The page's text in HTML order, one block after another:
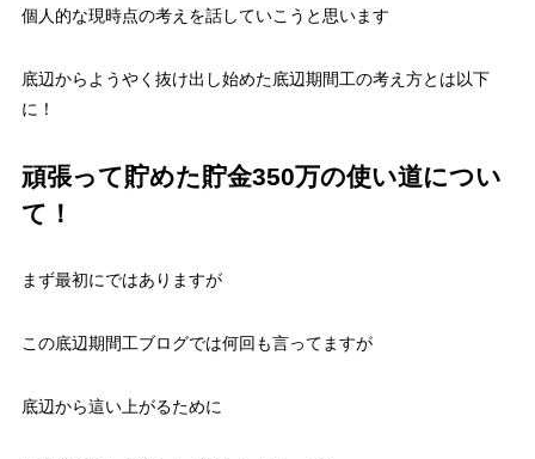
個人的な現時点の考えを話していこうと思います
底辺からようやく抜け出し始めた底辺期間工の考え方とは以下
に！
頑張って貯めた貯金350万の使い道につい
て！
まず最初にではありますが
この底辺期間工ブログでは何回も言ってますが
底辺から這い上がるために